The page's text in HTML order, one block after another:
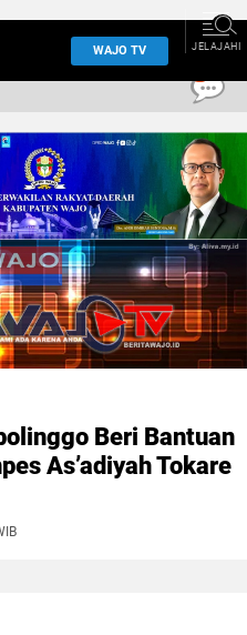
WAJO TV JELAJAHI
Beri Bantuan
As’adiyah Tokare